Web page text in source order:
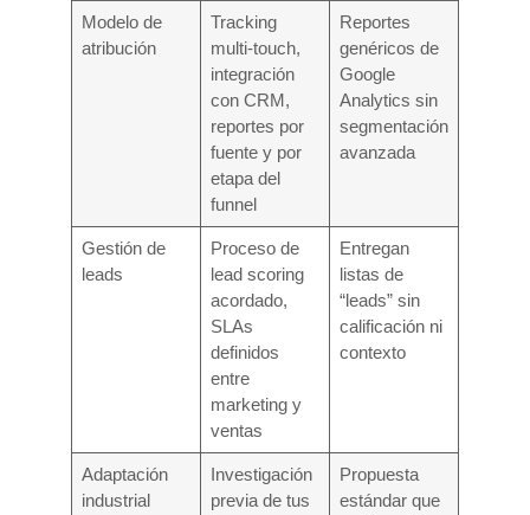
Modelo de
atribución
Tracking
multi-touch,
integración
con CRM,
reportes por
fuente y por
etapa del
funnel
Reportes
genéricos de
Google
Analytics sin
segmentación
avanzada
Gestión de
leads
Proceso de
lead scoring
acordado,
SLAs
definidos
entre
marketing y
ventas
Entregan
listas de
“leads” sin
calificación ni
contexto
Adaptación
industrial
Investigación
previa de tus
Propuesta
estándar que